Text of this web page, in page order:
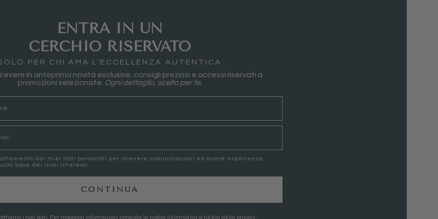
ENTRA IN UN
CERCHIO RISERVATO
PER CHI AMA L’ECCELLENZA AUTENTICA
in anteprima novità esclusive, consigli preziosi e accessi riservati a
promozioni selezionate. Ogni dettaglio, scelto per te.
dei miei dati personali per ricevere comunicazioni ed avere esperienze
base dei miei interessi.
CONTINUA
i tuoi dati, Per maggiori informazioni consulta la nostra Informativa a tutela della privacy.